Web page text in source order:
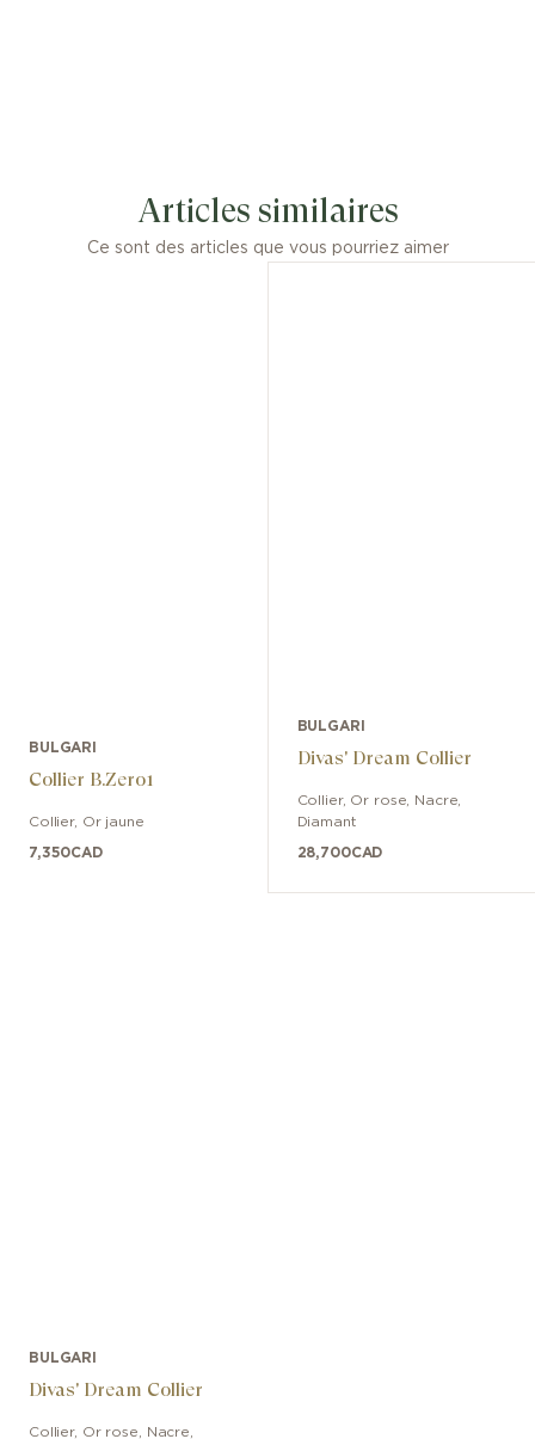
Articles similaires
Ce sont des articles que vous pourriez aimer
BULGARI
Collier B.Zero1
Collier, Or jaune
7,350CAD
BULGARI
Divas' Dream Collier
Collier, Or rose
Nacre,
Diamant
28,700CAD
BULGARI
Divas' Dream Collier
Collier, Or rose Nacre,